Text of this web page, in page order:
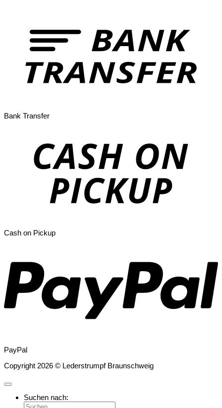
Bank Transfer
Cash on Pickup
PayPal
Copyright 2026 © Lederstrumpf Braunschweig
Suchen nach: